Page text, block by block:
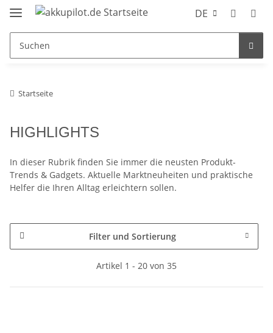
DE
Startseite
HIGHLIGHTS
In dieser Rubrik finden Sie immer die neusten Produkt-
Trends & Gadgets. Aktuelle Marktneuheiten und praktische
Helfer die Ihren Alltag erleichtern sollen.
Filter und Sortierung
Artikel 1 - 20 von 35